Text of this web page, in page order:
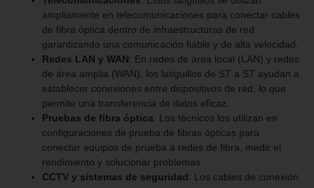
ampliamente en telecomunicaciones para conectar cables
de fibra óptica dentro de infraestructuras de red,
garantizando una comunicación fiable y de alta velocidad.
Redes LAN y WAN: En redes de área local (LAN) y redes
de área amplia (WAN), los latiguillos de ST a ST ayudan a
establecer conexiones entre dispositivos de red, lo que
permite una transferencia de datos eficaz.
Pruebas de fibra óptica: Los técnicos los utilizan en
configuraciones de prueba de fibras ópticas para
conectar equipos de prueba a redes de fibra, medir el
rendimiento y solucionar problemas.
CCTV y sistemas de seguridad: Los cables de conexión